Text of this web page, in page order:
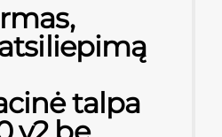
talpa